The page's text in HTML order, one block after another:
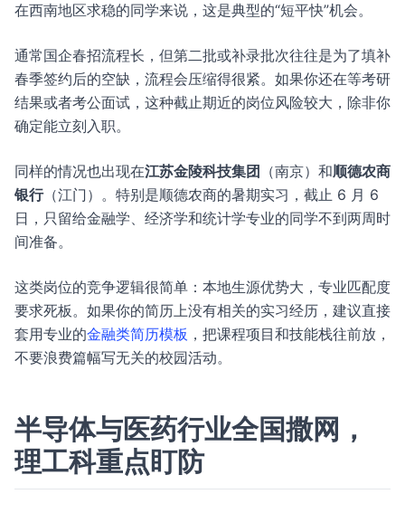
在西南地区求稳的同学来说，这是典型的“短平快”机会。
通常国企春招流程长，但第二批或补录批次往往是为了填补
春季签约后的空缺，流程会压缩得很紧。如果你还在等考研
结果或者考公面试，这种截止期近的岗位风险较大，除非你
确定能立刻入职。
同样的情况也出现在江苏金陵科技集团 （南京）和顺德农商
银行（江门）。特别是顺德农商的暑期实习，截止 6 月 6
日，只留给金融学、经济学和统计学专业的同学不到两周时
间准备。
这类岗位的竞争逻辑很简单：本地生源优势大，专业匹配度
要求死板。如果你的简历上没有相关的实习经历，建议直接
套用专业的金融类简历模板 ，把课程项目和技能栈往前放，
不要浪费篇幅写无关的校园活动。
半导体与医药行业全国撒网，
理工科重点盯防